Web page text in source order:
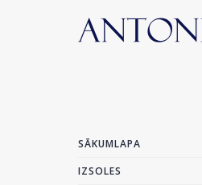
SĀKUMLAPA
IZSOLES